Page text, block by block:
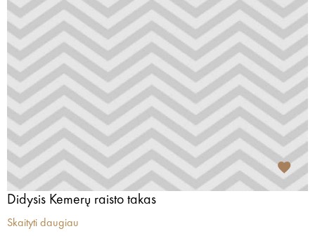
Didysis Kemerų raisto takas
Skaityti daugiau